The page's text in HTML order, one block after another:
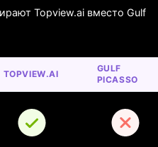
Topview.ai вместо Gulf
TOPVIEW.AI
GULF
PICASSO